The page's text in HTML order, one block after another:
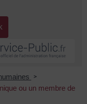
>
ou un membre de